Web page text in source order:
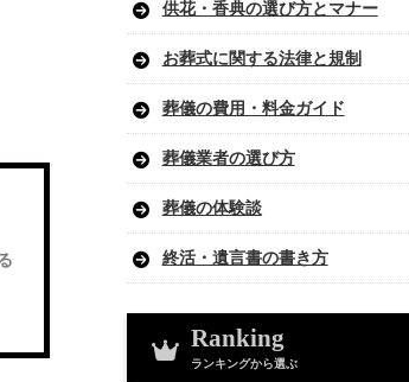
供花・香典の選び方とマナー
お葬式に関する法律と規制
葬儀の費用・料金ガイド
葬儀業者の選び方
葬儀の体験談
終活・遺言書の書き方
Ranking
ランキングから選ぶ